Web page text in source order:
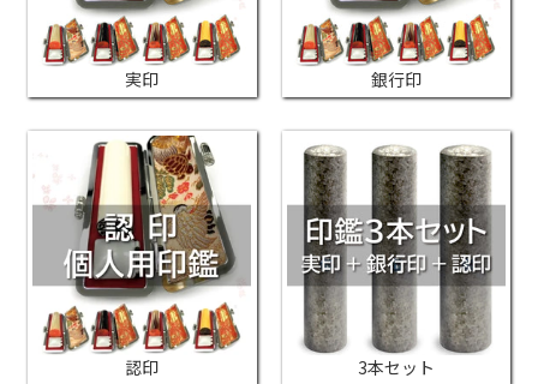
実印 銀行印
認印 3本セット